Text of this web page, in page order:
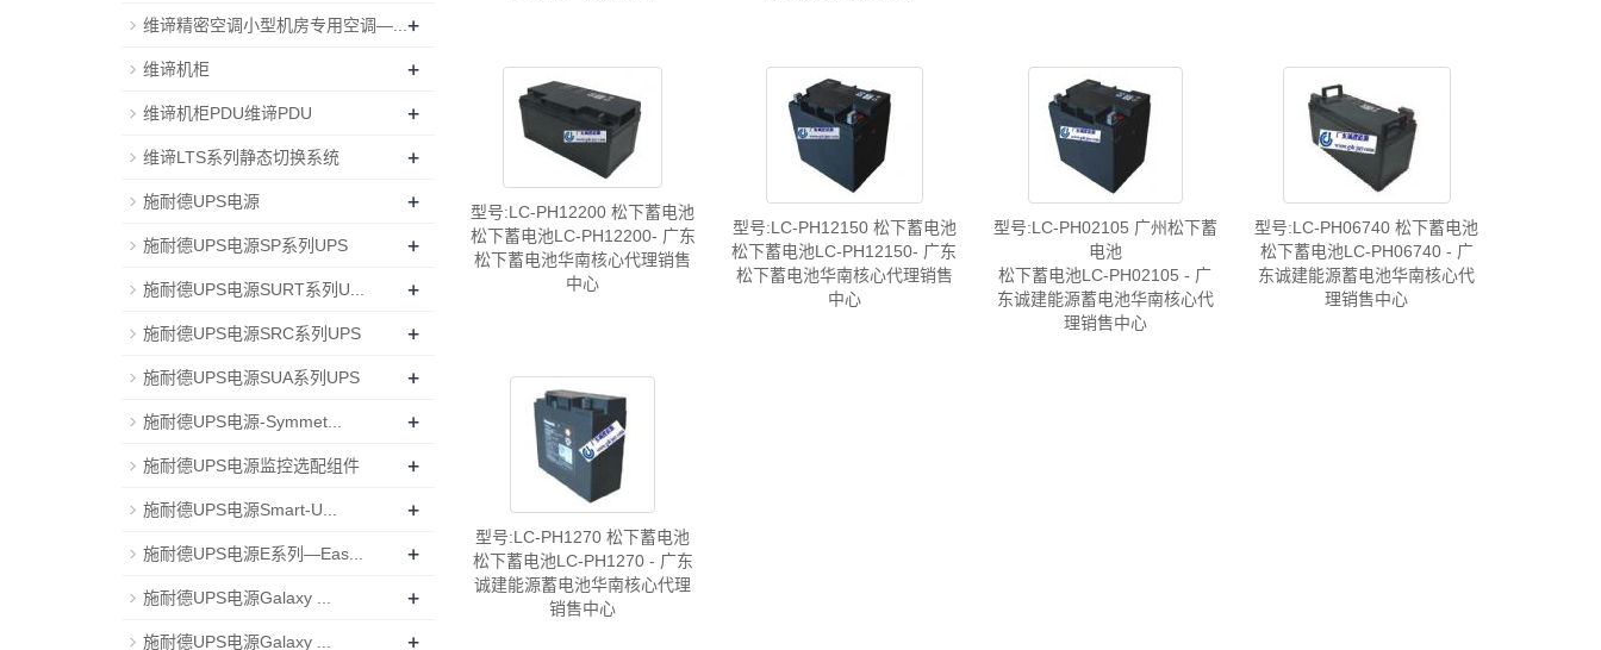
型号:LC-PH12200 松下蓄电池
松下蓄电池LC-PH12200- 广东
松下蓄电池华南核心代理销售
中心
型号:LC-PH12150 松下蓄电池
松下蓄电池LC-PH12150- 广东
松下蓄电池华南核心代理销售
中心
型号:LC-PH02105 广州松下蓄
电池
松下蓄电池LC-PH02105 - 广
东诚建能源蓄电池华南核心代
理销售中心
型号:LC-PH06740 松下蓄电池
松下蓄电池LC-PH06740 - 广
东诚建能源蓄电池华南核心代
理销售中心
型号:LC-PH1270 松下蓄电池
松下蓄电池LC-PH1270 - 广东
诚建能源蓄电池华南核心代理
销售中心
维谛精密空调小型机房专用空调—... +
维谛机柜 +
维谛机柜PDU维谛PDU +
维谛LTS系列静态切换系统 +
施耐德UPS电源 +
施耐德UPS电源SP系列UPS +
施耐德UPS电源SURT系列U... +
施耐德UPS电源SRC系列UPS +
施耐德UPS电源SUA系列UPS +
施耐德UPS电源-Symmet... +
施耐德UPS电源监控选配组件 +
施耐德UPS电源Smart-U... +
施耐德UPS电源E系列—Eas... +
施耐德UPS电源Galaxy ... +
施耐德UPS电源Galaxy ... +